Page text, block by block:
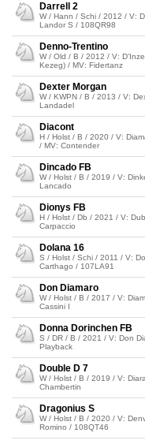
Darrell 2
W / Hann / Schi / 2012 / V:
Landor S / 108QR98
Denno-Trentino
W / Old / B / 2012 / V:
Kezeg) / MV: Fidertanz
Dexter Morgan
W / KWPN / B / 2013 / V:
Landadel
Diacont
H / Holst / B / 2020 / V:
/ MV: Contender
Dincado FB
W / Holst / B / 2019 / V:
Lancado
Dionys FB
H / Holst / Db / 2021 / V:
Carpaccio
Dolana 16
S / Holst / Schi / 2011 / V:
Carthago / 107LA91
Don Diamaro
W / Holst / B / 2017 / V:
Cassini I
Donna Dorinchen FB
S / DR / B / 2021 / V: Don
Playback
Double D 7
W / Holst / B / 2019 / V:
Chambertin
Dragonius S
W / Holst / B / 2020 / V:
Romino / 108QT46